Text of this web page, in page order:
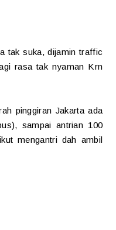
tak suka, dijamin traffic
rasa tak nyaman Krn
pinggiran Jakarta ada
sampai antrian 100
mengantri dah ambil